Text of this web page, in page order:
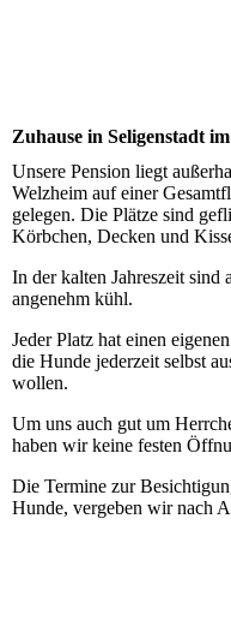
Zuhause in Seligenstadt
Unsere Pension liegt
Welzheim auf einer
gelegen. Die Plätze sind
Körbchen, Decken und
In der kalten Jahreszeit sind
angenehm kühl.
Jeder Platz hat einen
die Hunde jederzeit selbst
wollen.
Um uns auch gut um
haben wir keine festen
Die Termine zur
Hunde, vergeben wir nach